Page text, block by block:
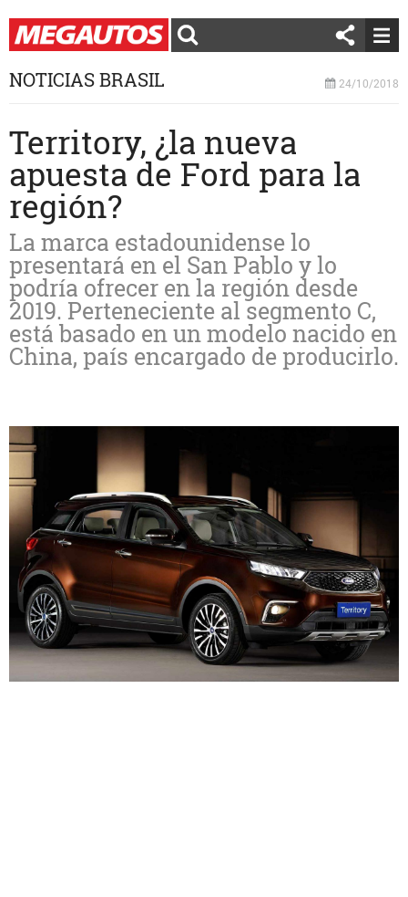
NOTICIAS BRASIL 24/10/2018
Territory, ¿la nueva
apuesta de Ford para la
región?
La marca estadounidense lo
presentará en el San Pablo y lo
podría ofrecer en la región desde
2019. Perteneciente al segmento C,
está basado en un modelo nacido en
China, país encargado de producirlo.